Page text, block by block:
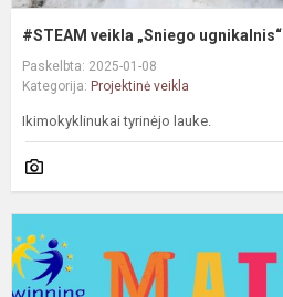
#STEAM veikla „Sniego ugnikalnis“
Paskelbta: 2025-01-08
Kategorija: Projektinė veikla
Ikimokyklinukai tyrinėjo lauke.